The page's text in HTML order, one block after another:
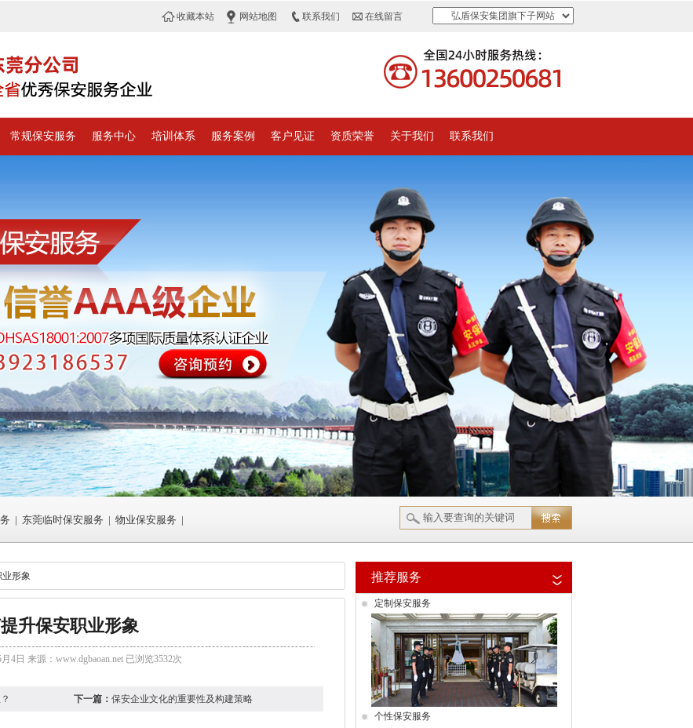
收藏本站 网站地图 联系我们 在线留言 弘盾保安集团旗下子网站
常规保安服务 服务中心 培训体系 服务案例 客户见证 资质荣誉 关于我们 联系我们
| 东莞临时保安服务 | 物业保安服务 |
形象
升保安职业形象
4日 来源：www.dgbaoan.net 已浏览3532次
下一篇：保安企业文化的重要性及构建策略
推荐服务
定制保安服务
个性保安服务